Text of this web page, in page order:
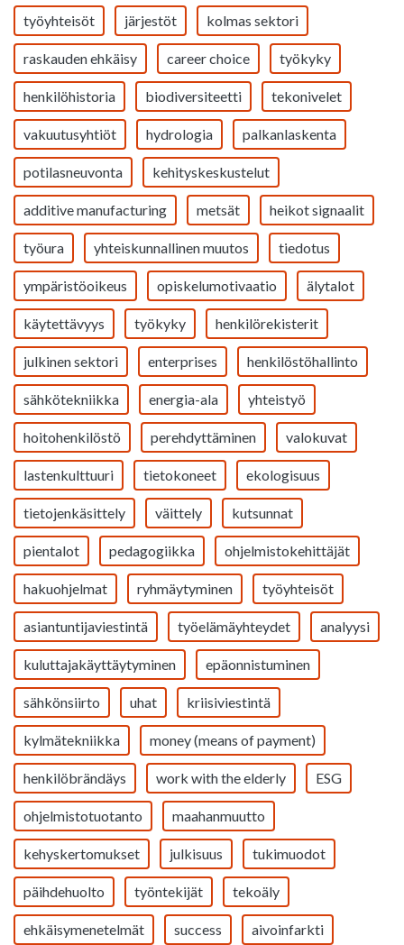
työyhteisöt järjestöt kolmas sektori
raskauden ehkäisy career choice työkyky
henkilöhistoria biodiversiteetti tekonivelet
vakuutusyhtiöt hydrologia palkanlaskenta
potilasneuvonta kehityskeskustelut
additive manufacturing metsät heikot signaalit
työura yhteiskunnallinen muutos tiedotus
ympäristöoikeus opiskelumotivaatio älytalot
käytettävyys työkyky henkilörekisterit
julkinen sektori enterprises henkilöstöhallinto
sähkötekniikka energia-ala yhteistyö
hoitohenkilöstö perehdyttäminen valokuvat
lastenkulttuuri tietokoneet ekologisuus
tietojenkäsittely väittely kutsunnat
pientalot pedagogiikka ohjelmistokehittäjät
hakuohjelmat ryhmäytyminen työyhteisöt
asiantuntijaviestintä työelämäyhteydet analyysi
kuluttajakäyttäytyminen epäonnistuminen
sähkönsiirto uhat kriisiviestintä
kylmätekniikka money (means of payment)
henkilöbrändäys work with the elderly ESG
ohjelmistotuotanto maahanmuutto
kehyskertomukset julkisuus tukimuodot
päihdehuolto työntekijät tekoäly
ehkäisymenetelmät success aivoinfarkti